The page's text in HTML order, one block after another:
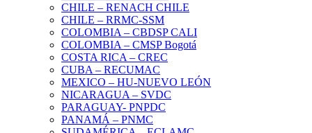
CHILE – RENACH CHILE
CHILE – RRMC-SSM
COLOMBIA – CBDSP CALI
COLOMBIA – CMSP Bogotá
COSTA RICA – CREC
CUBA – RECUMAC
MEXICO – HU-NUEVO LEÓN
NICARAGUA – SVDC
PARAGUAY- PNPDC
PANAMÁ – PNMC